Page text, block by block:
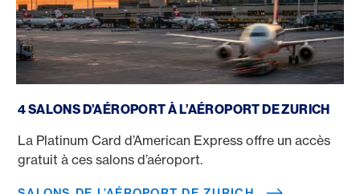
4 SALONS D’AÉROPORT À L’AÉROPORT DE ZURICH
La Platinum Card d’American Express offre un accès
gratuit à ces salons d’aéroport.